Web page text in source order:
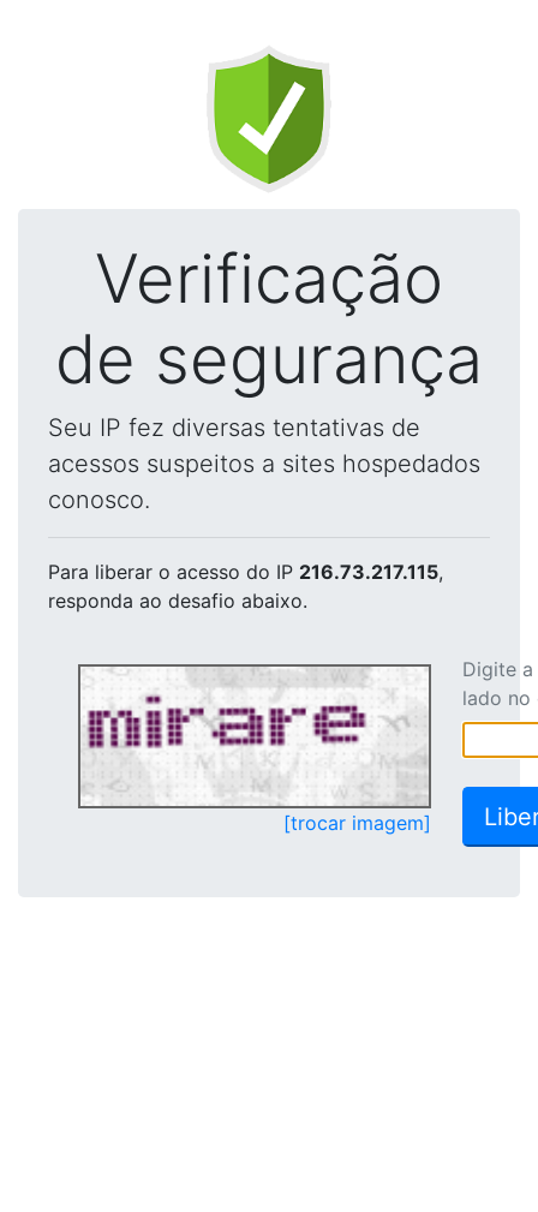
Verificação
de segurança
Seu IP fez diversas tentativas de
acessos suspeitos a sites hospedados
conosco.
Para liberar o acesso do IP 216.73.217.115,
responda ao desafio abaixo.
[trocar imagem]
Digite
lado no